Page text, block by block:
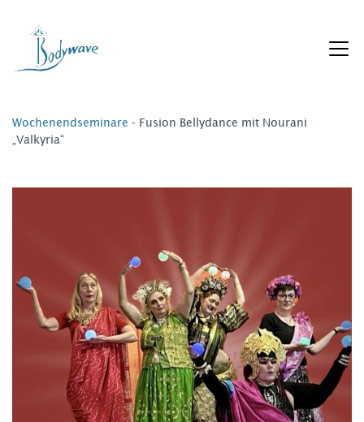
Wochenendseminare - Fusion Bellydance mit Nourani
„Valkyria“